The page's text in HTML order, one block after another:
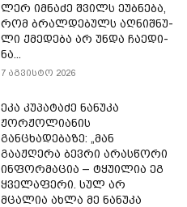
ლერ იმ­ნა­ძე შვილს ეუბ­ნე­ბა,
რომ ბრალ­დე­ბულს აღ­ნიშ­ნუ­
ლი ქმე­დე­ბა არ უნდა ჩა­ე­დი­
ნა...
7 აგვისტო 2026
ეკა კუპატაძე ნანუკა
ჟორჟოლიანის
განცხადებაზე: „მან
გააჟღერა ბევრი არასწორი
ინფორმაცია – ტყუილია ეგ
ყველაფერი. სულ არ
მცალია ახლა მე ნანუკა